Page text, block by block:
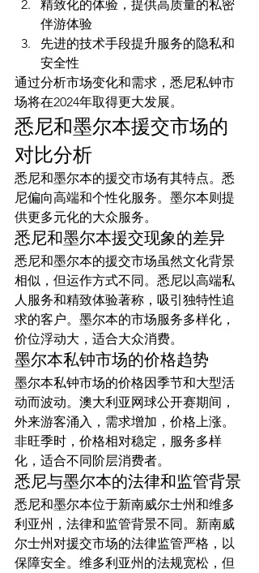
精致化的体验，提供高质量的私密
伴游体验
先进的技术手段提升服务的隐私和
安全性
通过分析市场变化和需求，悉尼私钟市
场将在2024年取得更大发展。
悉尼和墨尔本援交市场的
对比分析
悉尼和墨尔本的援交市场有其特点。悉
尼偏向高端和个性化服务。墨尔本则提
供更多元化的大众服务。
悉尼和墨尔本援交现象的差异
悉尼和墨尔本的援交市场虽然文化背景
相似，但运作方式不同。悉尼以高端私
人服务和精致体验著称，吸引独特性追
求的客户。墨尔本的市场服务多样化，
价位浮动大，适合大众消费。
墨尔本私钟市场的价格趋势
墨尔本私钟市场的价格因季节和大型活
动而波动。澳大利亚网球公开赛期间，
外来游客涌入，需求增加，价格上涨。
非旺季时，价格相对稳定，服务多样
化，适合不同阶层消费者。
悉尼与墨尔本的法律和监管背景
悉尼和墨尔本位于新南威尔士州和维多
利亚州，法律和监管背景不同。新南威
尔士州对援交市场的法律监管严格，以
保障安全。维多利亚州的法规宽松，但